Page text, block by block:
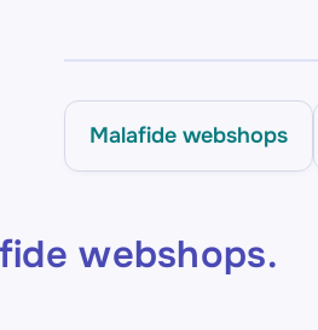
Malafide webshops
webshops.